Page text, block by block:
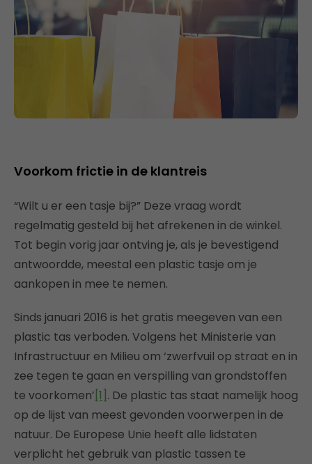
Voorkom frictie in de klantreis
“Wilt u er een tasje bij?” Deze vraag wordt
regelmatig gesteld bij het afrekenen in de winkel.
Tot begin vorig jaar ontving je, als je bevestigend
antwoordde, meestal een plastic tasje om je
aankopen in mee te nemen.
Sinds januari 2016 is het gratis meegeven van een
plastic tas verboden. Volgens het Ministerie van
Infrastructuur en Milieu om ‘zwerfvuil op straat en in
zee tegen te gaan en verspilling van grondstoffen
te voorkomen’ [1] . De plastic tas staat namelijk hoog
op de lijst van meest gevonden voorwerpen in de
natuur. De Europese Unie heeft alle lidstaten
verplicht het gebruik van plastic tassen te